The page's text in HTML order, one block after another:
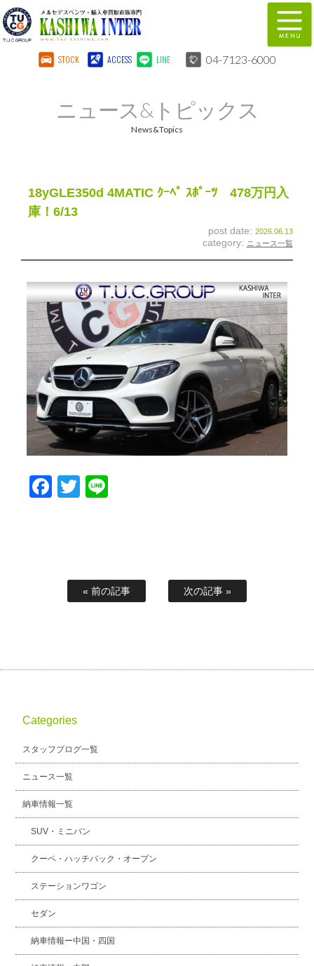
STOCK ACCESS LINE 04-7123-6000
特別作業
注文販売
スタッフ紹介
会社概要 個人情報保護方針
スタッフブログ 納車情報
ホーム T.U.C.GROUP
ニュース&トピックス
News&Topics
18yGLE350d 4MATIC ｸｰﾍﾟ ｽﾎﾟｰﾂ 478万円入
庫！6/13
post date: 2026.06.13
category: ニュース一覧
Facebook
Twitter
« 前の記事 次の記事 »
Categories
スタッフブログ一覧
ニュース一覧
納車情報一覧
SUV・ミニバン
クーペ・ハッチバック・オープン
ステーションワゴン
セダン
納車情報ー中国・四国